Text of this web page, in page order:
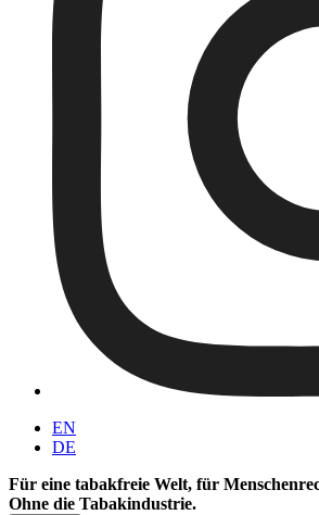
EN
DE
Für eine tabakfreie Welt, für
Ohne die Tabakindustrie.